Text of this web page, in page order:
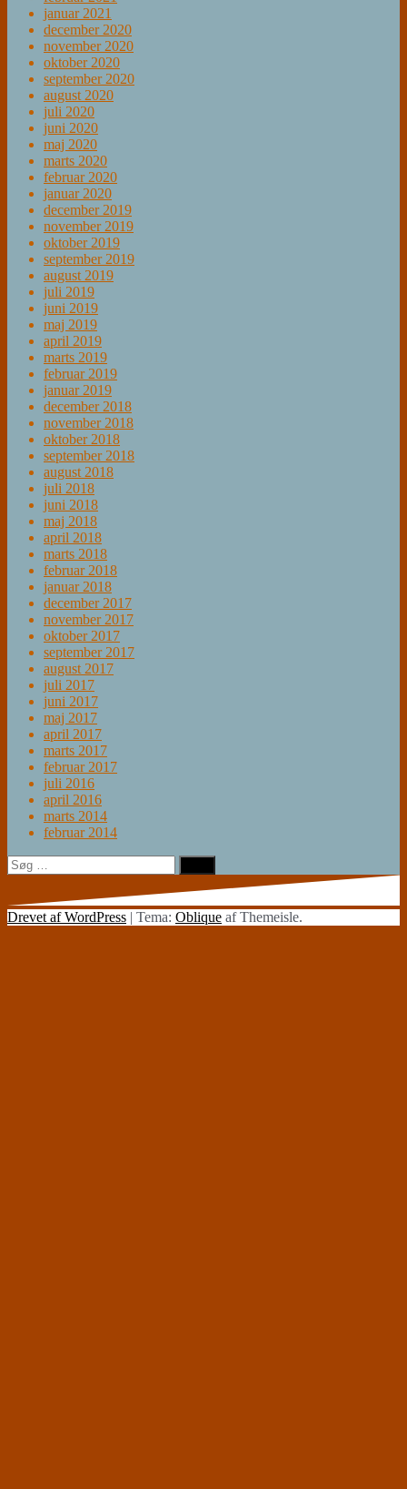
januar 2021
december 2020
november 2020
oktober 2020
september 2020
august 2020
juli 2020
juni 2020
maj 2020
marts 2020
februar 2020
januar 2020
december 2019
november 2019
oktober 2019
september 2019
august 2019
juli 2019
juni 2019
maj 2019
april 2019
marts 2019
februar 2019
januar 2019
december 2018
november 2018
oktober 2018
september 2018
august 2018
juli 2018
juni 2018
maj 2018
april 2018
marts 2018
februar 2018
januar 2018
december 2017
november 2017
oktober 2017
september 2017
august 2017
juli 2017
juni 2017
maj 2017
april 2017
marts 2017
februar 2017
juli 2016
april 2016
marts 2014
februar 2014
Søg
efter:
Drevet af WordPress | Tema: Oblique af Themeisle.